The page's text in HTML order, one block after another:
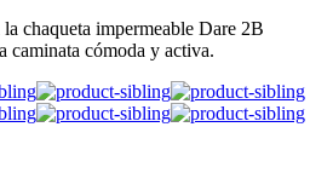
chaqueta impermeable Dare 2B
caminata cómoda y activa.